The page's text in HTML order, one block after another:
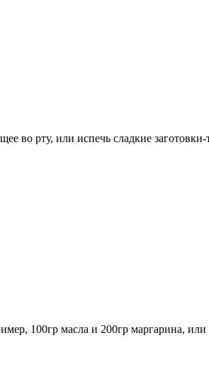
во рту, или испечь сладкие
100гр масла и 200гр маргарина,